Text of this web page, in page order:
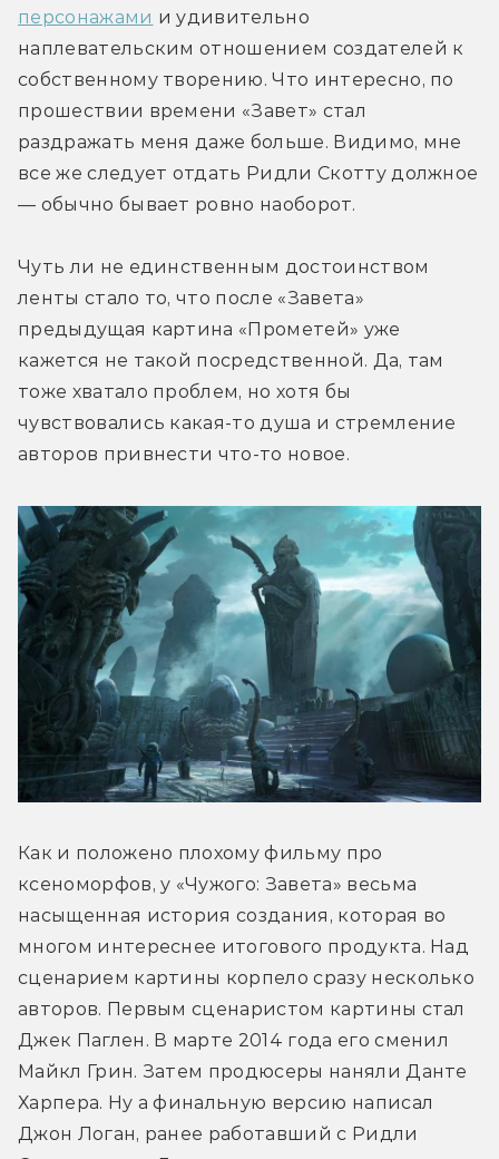
персонажами и удивительно
наплевательским отношением создателей к
собственному творению. Что интересно, по
прошествии времени «Завет» стал
раздражать меня даже больше. Видимо, мне
все же следует отдать Ридли Скотту должное
— обычно бывает ровно наоборот.
Чуть ли не единственным достоинством
ленты стало то, что после «Завета»
предыдущая картина «Прометей» уже
кажется не такой посредственной. Да, там
тоже хватало проблем, но хотя бы
чувствовались какая-то душа и стремление
авторов привнести что-то новое.
Как и положено плохому фильму про
ксеноморфов, у «Чужого: Завета» весьма
насыщенная история создания, которая во
многом интереснее итогового продукта. Над
сценарием картины корпело сразу несколько
авторов. Первым сценаристом картины стал
Джек Паглен. В марте 2014 года его сменил
Майкл Грин. Затем продюсеры наняли Данте
Харпера. Ну а финальную версию написал
Джон Логан, ранее работавший с Ридли